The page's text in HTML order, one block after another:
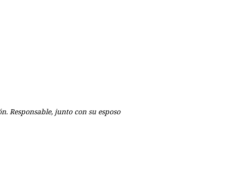
Responsable, junto con su esposo